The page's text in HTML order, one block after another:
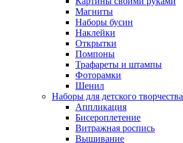
Магниты
Наборы бусин
Наклейки
Открытки
Помпоны
Трафареты и штампы
Фоторамки
Шенил
Наборы для детского творчества
Аппликация
Бисероплетение
Витражная роспись
Вышивание